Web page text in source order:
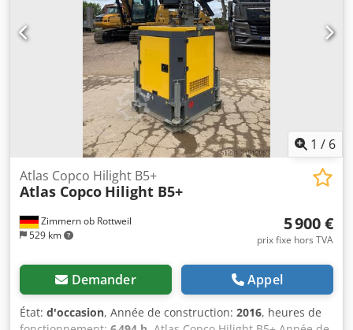
1 / 6
Zimmern ob Rottweil
529 km
Atlas Copco Hilight B5+
Atlas Copco Hilight B5+
5 900 €
prix fixe hors TVA
Demander Appel
État: d'occasion, Année de construction: 2016, heures de